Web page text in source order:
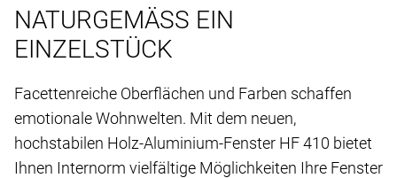
NATURGEMÄSS EIN
EINZELSTÜCK
Facettenreiche Oberflächen und Farben schaffen
emotionale Wohnwelten. Mit dem neuen,
hochstabilen Holz-Aluminium-Fenster HF 410 bietet
Ihnen Internorm vielfältige Möglichkeiten Ihre Fenster